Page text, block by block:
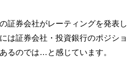
証券会社がレーティングを発表し
は証券会社・投資銀行のポジショ
るのでは…と感じています。